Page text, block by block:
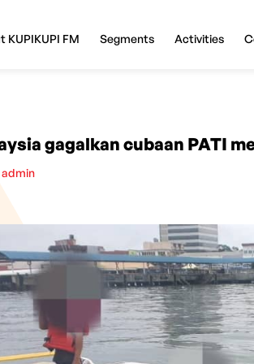
KUPIKUPI FM Segments Activities
gagalkan cubaan PATI
admin